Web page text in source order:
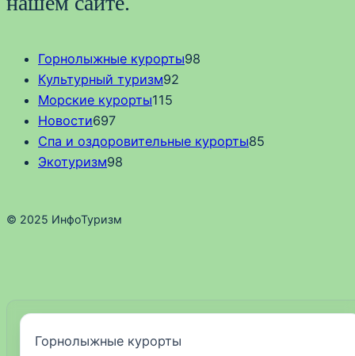
Горнолыжные курорты98
Культурный туризм92
Морские курорты115
Новости697
Спа и оздоровительные курорты85
Экотуризм98
© 2025 ИнфоТуризм
Горнолыжные курорты